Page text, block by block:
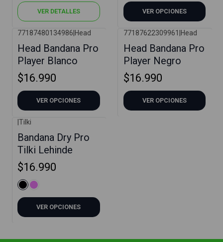
VER DETALLES VER OPCIONES
77187480134986 Head
Head Bandana Pro
Player Blanco
$16.990
VER OPCIONES
77187622309961 Head
Head Bandana Pro
Player Negro
$16.990
VER OPCIONES
Tilki
Bandana Dry Pro
Tilki Lehinde
$16.990
VER OPCIONES